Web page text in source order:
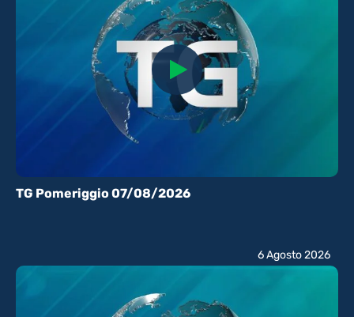
TG Pomeriggio 07/08/2026
6 Agosto 2026